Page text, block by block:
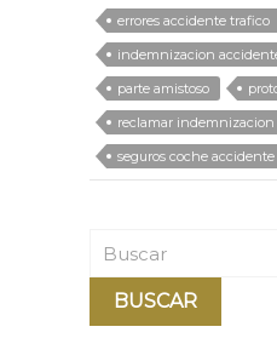
errores accidente trafico
indemnizacion
parte amistoso
reclamar indemnizacion
seguros coche accidente